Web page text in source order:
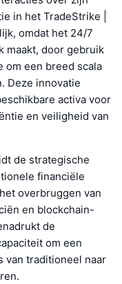
in het TradeStrike |
omdat het 24/7
maakt, door gebruik
om een breed scala
Deze innovatie
activa voor
en veiligheid van
de strategische
financiële
overbruggen van
en blockchain-
de
om een
van traditioneel naar